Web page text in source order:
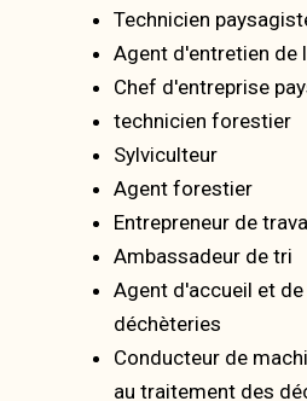
Technicien
Agent d'entretien de
Chef d'entreprise
technicien forestier
Sylviculteur
Agent forestier
Entrepreneur de
Ambassadeur de tri
Agent d'accueil et
déchèteries
Conducteur de
au traitement des